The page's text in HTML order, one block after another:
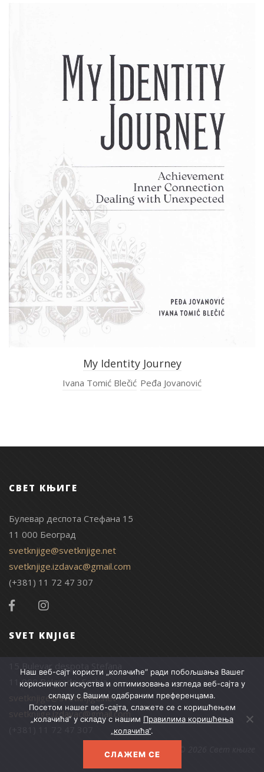
My Identity Journey
Ivana Tomić Blečić Peđa Jovanović
СВЕТ КЊИГЕ
Булевар деспота Стефана 15
11 000 Београд
svetknjige@svetknjige.net
svetknjige.izdavac@gmail.com
(+381) 11 72 47 307
SVET KNJIGE
15 Bulevar despota Stefana
11 000 Belgrade, Serbia
svetknjige@svetknjige.net
svetknjige.izdavac@gmail.com
Наш веб-сајт користи „колачиће“ ради побољшања Вашег
корисничког искуства и оптимизовања изгледа веб-сајта у
складу с Вашим одабраним преференцама.
Посетом нашег веб-сајта, слажете се с коришћењем
„колачића“ у складу с нашим Правилима коришћења
„колачића“.
СЛАЖЕМ СЕ